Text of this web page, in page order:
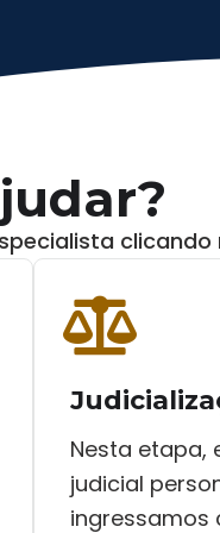
Nesta etapa,
judicial
ingressamos